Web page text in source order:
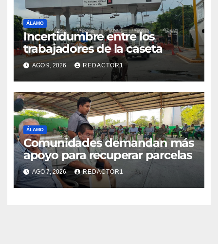
ÁLAMO
Incertidumbre entre los
trabajadores de la caseta
AGO 9, 2026 REDACTOR1
ÁLAMO
Comunidades demandan más
apoyo para recuperar parcelas
AGO 7, 2026 REDACTOR1